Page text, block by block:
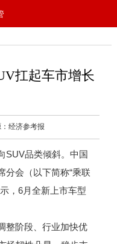
扛起车市增长
经济参考报
SUV品类倾斜。中国
分会（以下简称“乘联
，6月全新上市车型
整阶段、行业加快优